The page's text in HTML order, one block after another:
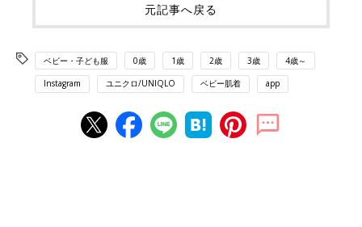
元記事へ戻る
ベビー・子ども服 0歳 1歳 2歳 3歳 4歳～
Instagram ユニクロ/UNIQLO ベビー肌着 app